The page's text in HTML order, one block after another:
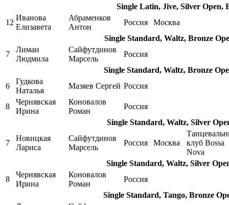
Single Latin, Jive, Silver Open,
12
Иванова
Елизавета
Абраменков
Антон
Россия
Москва
Single Standard, Waltz, Bronze
7
Лиман
Людмила
Сайфутдинов
Марсель
Россия
Single Standard, Waltz, Bronze
6
Гудкова
Наталья
Мазяев Сергей Россия
8
Чернявская
Ирина
Коновалов
Роман
Россия
Single Standard, Waltz, Silver
7
Новицкая
Лариса
Сайфутдинов
Марсель
Россия Москва
клуб Bossa
Nova
Single Standard, Waltz, Silver
8
Чернявская
Ирина
Коновалов
Роман
Россия
Single Standard, Tango, Bronze